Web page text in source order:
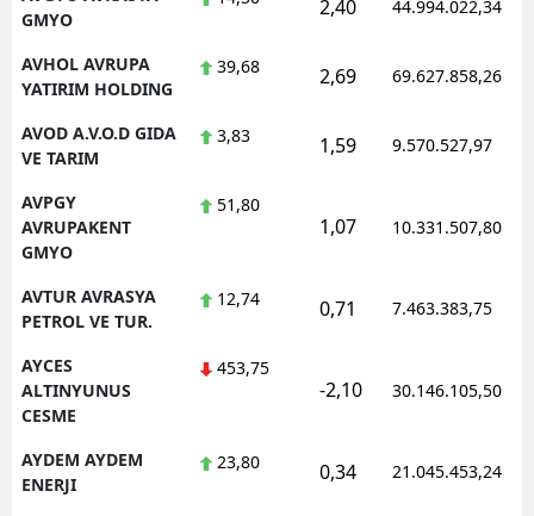
GMYO
2,40 44.994.022,34
AVHOL AVRUPA
YATIRIM HOLDING
39,68 2,69 69.627.858,26
AVOD A.V.O.D GIDA
VE TARIM
3,83 1,59 9.570.527,97
AVPGY
AVRUPAKENT
GMYO
51,80
1,07 10.331.507,80
AVTUR AVRASYA
PETROL VE TUR.
12,74 0,71 7.463.383,75
AYCES
ALTINYUNUS
CESME
453,75
-2,10 30.146.105,50
AYDEM AYDEM
ENERJI
23,80 0,34 21.045.453,24